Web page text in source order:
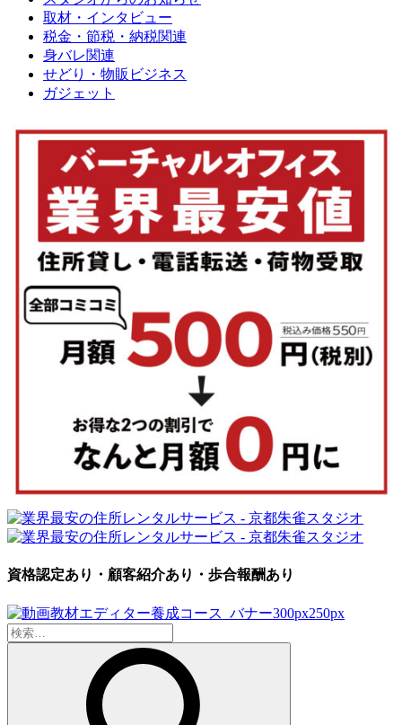
取材・インタビュー
税金・節税・納税関連
身バレ関連
せどり・物販ビジネス
ガジェット
資格認定あり・顧客紹介あり・歩合報酬あり
検
索: